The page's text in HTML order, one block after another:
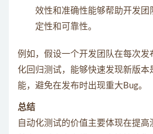
效性和准确性能够帮助开发团
定性和可靠性。
例如，假设一个开发团队在每次发
化回归测试，能够快速发现新版本
能，避免在发布时出现重大Bug。
总结
自动化测试的价值主要体现在提